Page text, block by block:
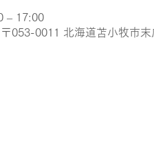
– 17:00
053-0011 北海道苫小牧市末